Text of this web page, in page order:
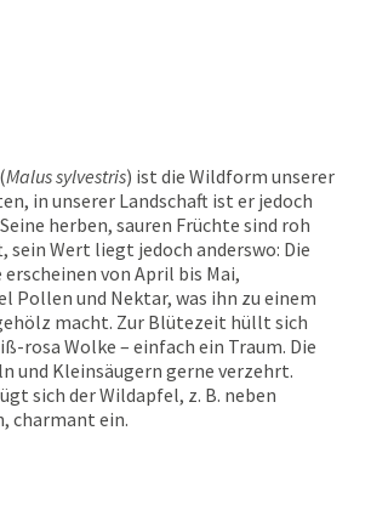
Malus sylvestris) ist die Wildform unserer
in unserer Landschaft ist er jedoch
herben, sauren Früchte sind roh
sein Wert liegt jedoch anderswo: Die
von April bis Mai,
Pollen und Nektar, was ihn zu einem
macht. Zur Blütezeit hüllt sich
rosa Wolke – einfach ein Traum. Die
und Kleinsäugern gerne verzehrt.
sich der Wildapfel, z. B. neben
charmant ein.